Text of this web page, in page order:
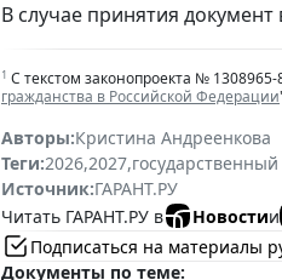
В случае принятия документ
1 С текстом законопроекта № 1308965-
гражданства в Российской Федерации
Авторы:Кристина Андреенкова
Теги:2026,2027,
Источник:ГАРАНТ.РУ
Читать ГАРАНТ.РУ в
Новостии
Подписаться на материалы
Документы по теме: